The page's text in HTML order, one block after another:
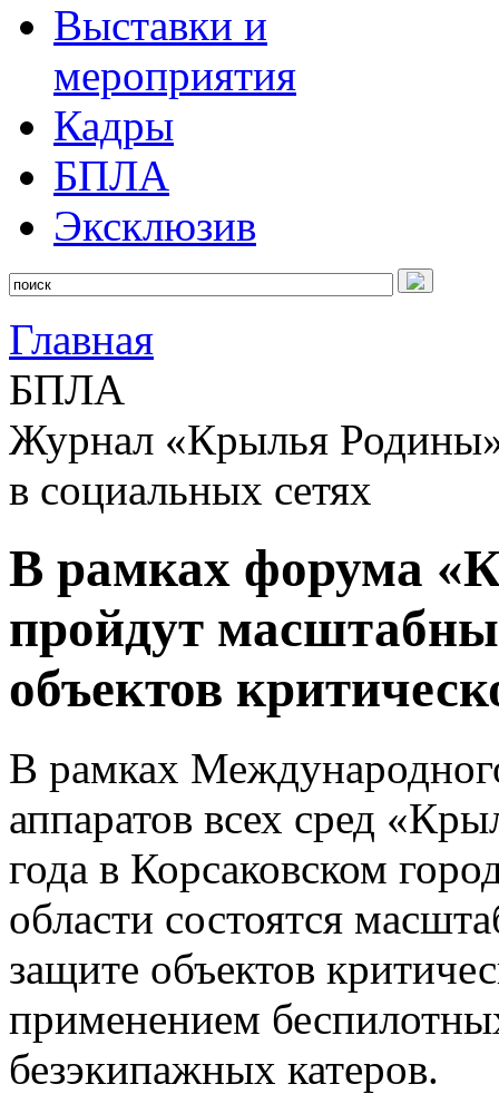
Выставки и
мероприятия
Кадры
БПЛА
Эксклюзив
Главная
БПЛА
Журнал «Крылья
в социальных сетях
В рамках форума
пройдут
объектов
В рамках
аппаратов всех сред
года в Корсаковском
области состоятся
защите объектов
применением
безэкипажных катеров.